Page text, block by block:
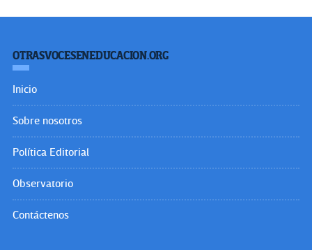
OTRASVOCESENEDUCACION.ORG
Inicio
Sobre nosotros
Política Editorial
Observatorio
Contáctenos